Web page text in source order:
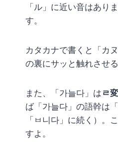
「ル」に近い音はあり
す。
カタカナで書くと「カ
の裏にサッと触れさせ
また、「가늘다」は ㄹ
ば「가늘다」の語幹は
「ㅂ니다」に続く）。
すよ。